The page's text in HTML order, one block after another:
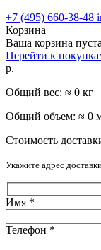
+7 (495) 660-38-48
Корзина
Ваша корзина пуста
Перейти к
р.
Общий вес: ≈ 0 кг
Общий объем: ≈ 0
Стоимость
Укажите адрес
Имя *
Телефон *